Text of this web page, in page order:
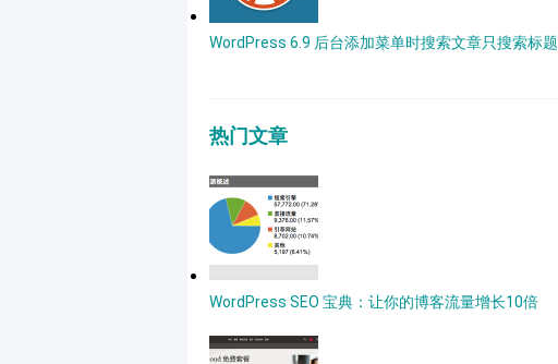
WordPress 6.9 后台添加菜单时搜索文章只搜索标题
热门文章
WordPress SEO 宝典：让你的博客流量增长10倍